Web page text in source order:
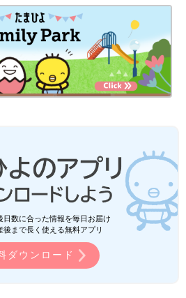
日数に合った情報を毎日お届け
後まで長く使える無料アプリ
ダウンロード